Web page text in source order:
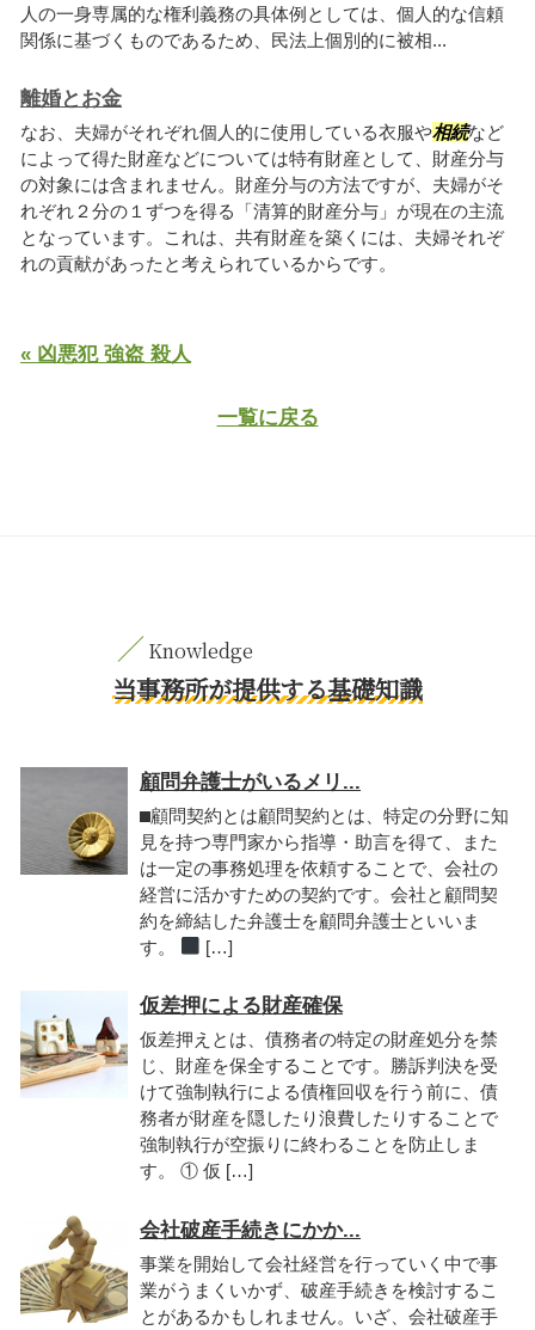
人の一身専属的な権利義務の具体例としては、個人的な信頼
関係に基づくものであるため、民法上個別的に被相...
離婚とお金
なお、夫婦がそれぞれ個人的に使用している衣服や相続など
によって得た財産などについては特有財産として、財産分与
の対象には含まれません。財産分与の方法ですが、夫婦がそ
れぞれ２分の１ずつを得る「清算的財産分与」が現在の主流
となっています。これは、共有財産を築くには、夫婦それぞ
れの貢献があったと考えられているからです。
« 凶悪犯 強盗 殺人
一覧に戻る
当事務所が提供する基礎知識
顧問弁護士がいるメリ...
⬛︎顧問契約とは顧問契約とは、特定の分野に知
見を持つ専門家から指導・助言を得て、また
は一定の事務処理を依頼することで、会社の
経営に活かすための契約です。会社と顧問契
約を締結した弁護士を顧問弁護士といいま
す。
[…]
仮差押による財産確保
仮差押えとは、債務者の特定の財産処分を禁
じ、財産を保全することです。勝訴判決を受
けて強制執行による債権回収を行う前に、債
務者が財産を隠したり浪費したりすることで
強制執行が空振りに終わることを防止しま
す。 ① 仮 […]
会社破産手続きにかか...
事業を開始して会社経営を行っていく中で事
業がうまくいかず、破産手続きを検討するこ
とがあるかもしれません。いざ、会社破産手